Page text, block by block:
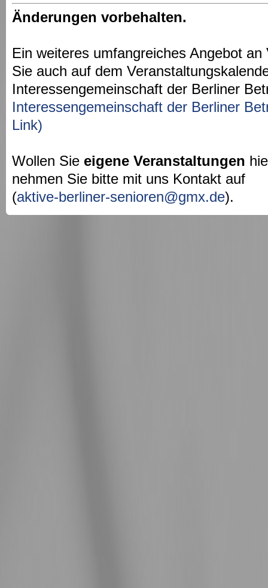
Änderungen vorbehalten.
Ein weiteres umfangreiches Angebot
Sie auch auf dem
Interessengemeinschaft der Berliner
Interessengemeinschaft der Berliner
Link)
Wollen Sie eigene Veranstaltungen
nehmen Sie bitte mit uns Kontakt auf
(aktive-berliner-senioren@gmx.de).